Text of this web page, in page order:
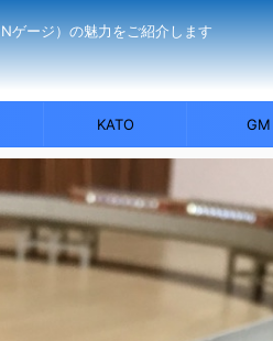
ゲージ）の魅力をご紹介します
KATO GM